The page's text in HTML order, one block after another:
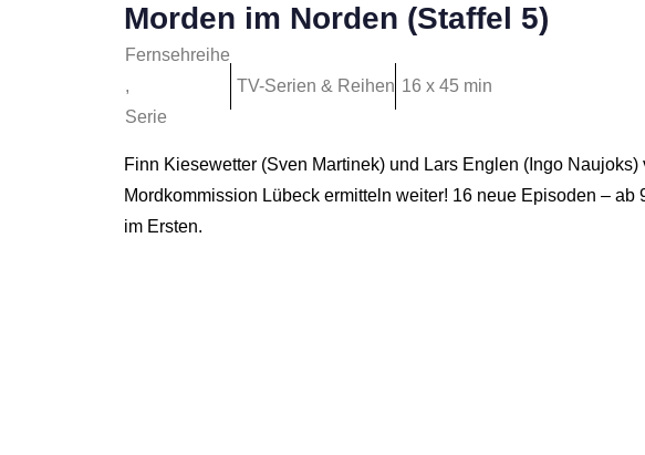
Morden im Norden (Staffel 5)
Fernsehreihe
,
Serie
TV-Serien & Reihen 16 x 45 min
Finn Kiesewetter (Sven Martinek) und Lars Englen (Ingo Naujoks)
Mordkommission Lübeck ermitteln weiter! 16 neue Episoden – ab
im Ersten.